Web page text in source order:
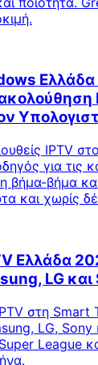
IPTV
για τις
βήμα-βήμα
και χωρίς
Ελλάδα
LG και
στη
LG,
League